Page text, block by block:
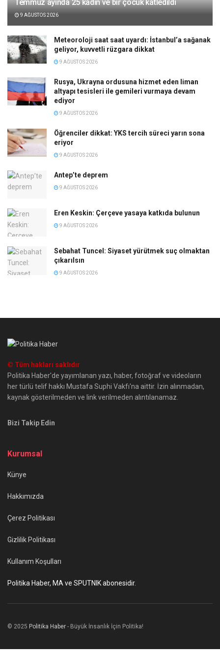
Temmuz ayında 25 kadın ve bir çocuk katledildi
9 AĞUSTOS 2026
Meteoroloji saat saat uyardı: İstanbul’a sağanak
geliyor, kuvvetli rüzgara dikkat
9 AĞUSTOS 2026
Rusya, Ukrayna ordusuna hizmet eden liman
altyapı tesisleri ile gemileri vurmaya devam
ediyor
9 AĞUSTOS 2026
Öğrenciler dikkat: YKS tercih süreci yarın sona
eriyor
9 AĞUSTOS 2026
Antep’te deprem
9 AĞUSTOS 2026
Eren Keskin: Çerçeve yasaya katkıda bulunun
9 AĞUSTOS 2026
Sebahat Tuncel: Siyaset yürütmek suç olmaktan
çıkarılsın
9 AĞUSTOS 2026
© Tüm hakları saklıdır
Politika Haber'de yayımlanan yazı, haber, fotoğraf ve videoların
her türlü telif hakkı Mustafa Suphi Vakfı'na aittir. İzin alınmadan,
kaynak gösterilmeden ve link verilmeden alıntılanamaz.
Bizi Takip Edin
Kurumsal
Künye
Hakkımızda
Çerez Politikası
Gizlilik Politikası
Kullanım Koşulları
Politika Haber, MA ve SPUTNIK abonesidir.
© 2025 Politika Haber - Büyük İnsanlık İçin Politika!